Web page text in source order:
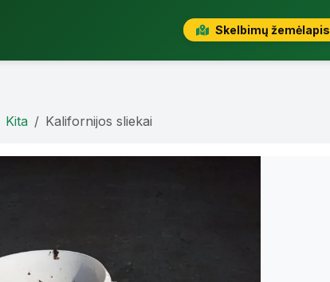
Skelbimų žemėlapis
Kita Kalifornijos sliekai